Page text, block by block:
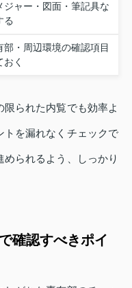
ジャー・図面・筆記具な
る
部・周辺環境の確認項目
く
られた内覧でも効率よ
トを漏れなくチェックで
られるよう、しっかり
確認すべきポイ